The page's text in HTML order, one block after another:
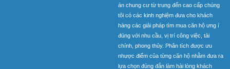
án chung cư từ trung đến cao cấp chúng
tôi có các kinh nghiệm đưa cho khách
hàng các giải pháp tìm mua căn hộ ưng í
đúng với nhu cầu, vị trí công việc, tài
chính, phong thủy. Phân tích được ưu
nhược điểm của từng căn hộ nhằm đưa ra
lựa chọn đúng đắn làm hài lòng khách